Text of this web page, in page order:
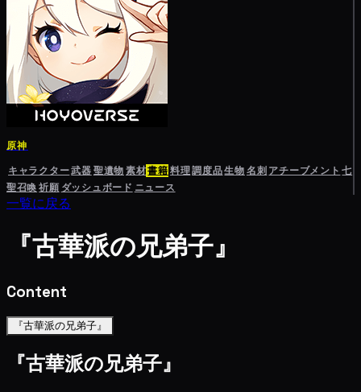
原神
キャラクター武器聖遺物素材書籍料理調度品生物名刺 アチーブメント 七
聖召喚祈願 ダッシュボード ニュース
一覧に戻る
『古華派の兄弟子』
Content
『古華派の兄弟子』
『古華派の兄弟子』